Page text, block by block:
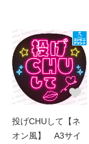
投げCHUして【ネ
オン風】 A3サイ